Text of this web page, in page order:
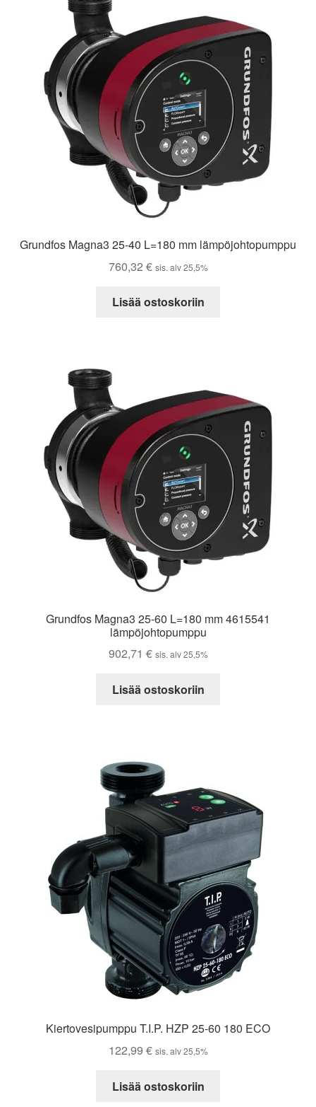
Grundfos Magna3 25-40 L=180 mm lämpöjohtopumppu
760,32 € sis. alv 25,5%
Lisää ostoskoriin
Grundfos Magna3 25-60 L=180 mm 4615541
lämpöjohtopumppu
902,71 € sis. alv 25,5%
Lisää ostoskoriin
Kiertovesipumppu T.I.P. HZP 25-60 180 ECO
122,99 € sis. alv 25,5%
Lisää ostoskoriin